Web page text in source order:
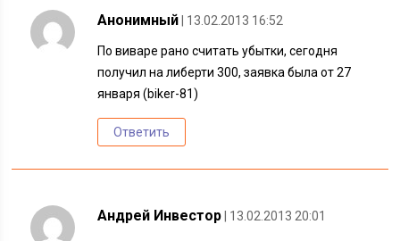
Анонимный | 13.02.2013 16:52
По виваре рано считать убытки, сегодня
получил на либерти 300, заявка была от 27
января (biker-81)
Ответить
Андрей Инвестор | 13.02.2013 20:01